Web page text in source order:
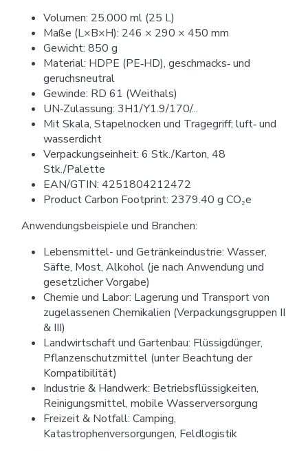
Volumen: 25.000 ml (25 L)
Maße (L×B×H): 246 × 290 × 450 mm
Gewicht: 850 g
Material: HDPE (PE‑HD), geschmacks‑ und
geruchsneutral
Gewinde: RD 61 (Weithals)
UN‑Zulassung: 3H1/Y1.9/170/...
Mit Skala, Stapelnocken und Tragegriff; luft‑ und
wasserdicht
Verpackungseinheit: 6 Stk./Karton, 48
Stk./Palette
EAN/GTIN: 4251804212472
Product Carbon Footprint: 2379.40 g CO₂e
Anwendungsbeispiele und Branchen:
Lebensmittel- und Getränkeindustrie: Wasser,
Säfte, Most, Alkohol (je nach Anwendung und
gesetzlicher Vorgabe)
Chemie und Labor: Lagerung und Transport von
zugelassenen Chemikalien (Verpackungsgruppen II
& III)
Landwirtschaft und Gartenbau: Flüssigdünger,
Pflanzenschutzmittel (unter Beachtung der
Kompatibilität)
Industrie & Handwerk: Betriebsflüssigkeiten,
Reinigungsmittel, mobile Wasserversorgung
Freizeit & Notfall: Camping,
Katastrophenversorgungen, Feldlogistik